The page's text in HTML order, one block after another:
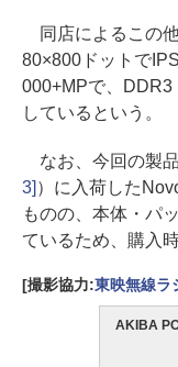
同店によるこの
80×800ドットで
000+MPで、DDR3
しているという。
なお、今回の製
3] ）に入荷した
ものの、本体・パ
ているため、購入
[撮影協力:東映無線ラ
AKIBA